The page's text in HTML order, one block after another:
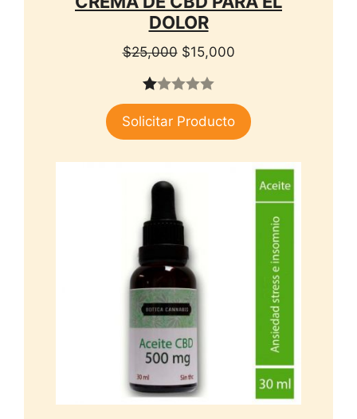
DOLOR
$25,000 El
original
$25,000.
$15,000El
es:
$15,000.
1.
00
Solicitar Producto